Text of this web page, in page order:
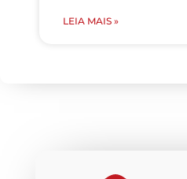
LEIA MAIS »